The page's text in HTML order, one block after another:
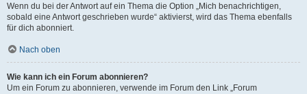
Wenn du bei der Antwort auf ein Thema die Option „Mich benachrichtigen,
sobald eine Antwort geschrieben wurde“ aktivierst, wird das Thema ebenfalls
für dich abonniert.
Nach oben
Wie kann ich ein Forum abonnieren?
Um ein Forum zu abonnieren, verwende im Forum den Link „Forum